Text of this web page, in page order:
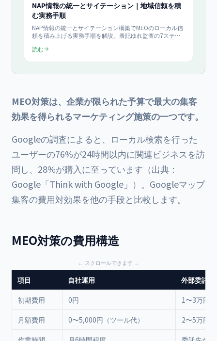
NAP情報の統一とサイテーション｜地域信頼を積
む実務手順
NAP情報の統一とサイテーション構築でMEOのローカル信
頼を積み上げる実務手順を解説。表記ゆれ監査の7ステッ
で、中小企業オーナーが自力で着手できる2026年最新チェ
読む
MEO対策は、企業が限られた予算で最大の集客
効果を得られるマーケティング施策の一つです。
Googleの調査によると、ローカル検索を行った
ユーザーの76%が24時間以内に関連ビジネスを訪
問し、28%が購入に至っています（出典：
Google「Think with Google」）。Googleマップ
集客の費用対効果を他の手段と比較します。
MEO対策の費用構造
項目 自社運用 外部委託
初期費用 0円 1〜3万円
月額費用 0〜5,000円（ツール代） 2〜5万円